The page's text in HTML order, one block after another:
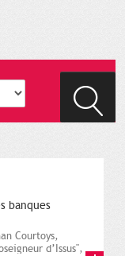
banques
Courtoys,
d’Issus",